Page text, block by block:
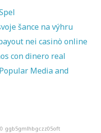
šance na výhru
nei casinò online
con dinero real
Media and
ggb5gmlhbgczz05oft